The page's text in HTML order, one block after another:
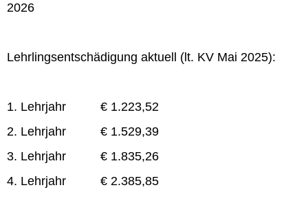
2026
Lehrlingsentschädigung aktuell (lt. KV Mai 2025):
1. Lehrjahr € 1.223,52
2. Lehrjahr € 1.529,39
3. Lehrjahr € 1.835,26
4. Lehrjahr € 2.385,85